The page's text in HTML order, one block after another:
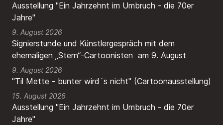
Ausstellung "Ein Jahrzehnt im Umbruch - die 70er
Jahre"
9. August 2026
Signierstunde und Künstlergespräch mit dem
ehemaligen „Stern“-Cartoonisten am 9. August
9. August 2026
"Til Mette - bunter wird´s nicht" (Cartoonausstellung)
15. August 2026
Ausstellung "Ein Jahrzehnt im Umbruch - die 70er
Jahre"